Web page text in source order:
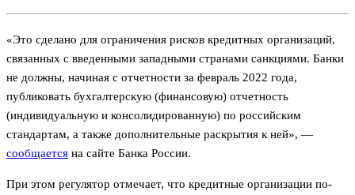
«Это сделано для ограничения рисков кредитных организаций,
связанных с введенными западными странами санкциями. Банки
не должны, начиная с отчетности за февраль 2022 года,
публиковать бухгалтерскую (финансовую) отчетность
(индивидуальную и консолидированную) по российским
стандартам, а также дополнительные раскрытия к ней», —
сообщается на сайте Банка России.
При этом регулятор отмечает, что кредитные организации по-